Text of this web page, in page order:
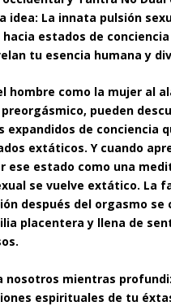
idea: La innata pulsión
hacia estados de
tu esencia humana y
hombre como la mujer al
pueden
expandidos de conciencia
extáticos. Y cuando
ese estado como una
se vuelve extático. La
después del orgasmo se
placentera y llena de
nosotros mientras
espirituales de tu